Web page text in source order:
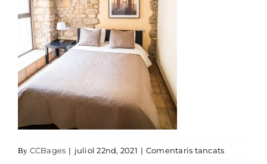
By CCBages | juliol 22nd, 2021 | Comentaris tancatsa